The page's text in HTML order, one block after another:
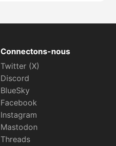
Connectons-nous
Twitter (X)
Discord
BlueSky
Facebook
Instagram
Mastodon
Threads